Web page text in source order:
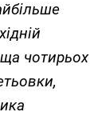
чотирьох